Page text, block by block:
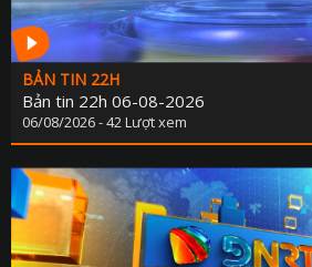
BẢN TIN 22H
Bản tin 22h 06-08-2026
06/08/2026 - 42 Lượt xem